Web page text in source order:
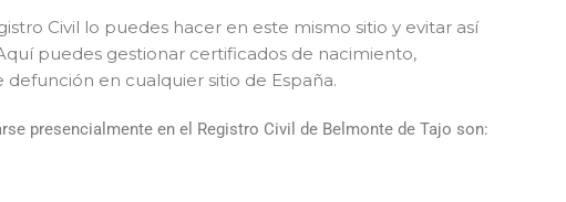
Civil lo puedes hacer en este mismo sitio y evitar así
puedes gestionar certificados de nacimiento,
en cualquier sitio de España.
presencialmente en el Registro Civil de Belmonte de Tajo son: